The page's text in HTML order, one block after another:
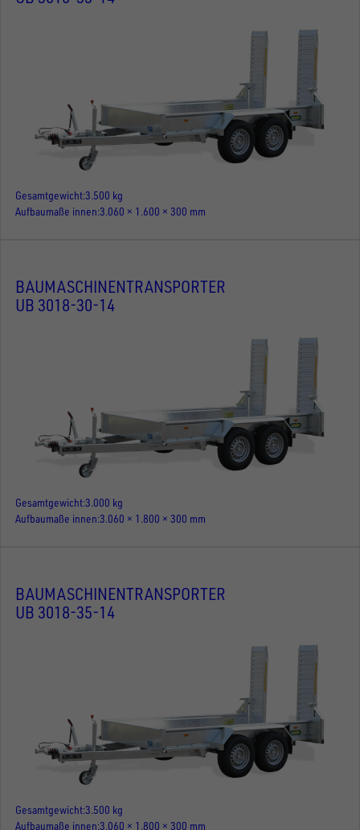
Gesamtgewicht3.500 kg
Aufbaumaße innen 3.060 × 1.600 × 300 mm
BAUMASCHINENTRANSPORTER
UB 3018-30-14
Gesamtgewicht3.000 kg
Aufbaumaße innen 3.060 × 1.800 × 300 mm
BAUMASCHINENTRANSPORTER
UB 3018-35-14
Gesamtgewicht3.500 kg
Aufbaumaße innen 3.060 × 1.800 × 300 mm